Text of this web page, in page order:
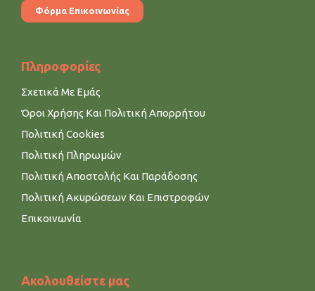
Φόρμα Επικοινωνίας
Πληροφορίες
Σχετικά Με Εμάς
Όροι Χρήσης Και Πολιτική Απορρήτου
Πολιτική Cookies
Πολιτική Πληρωμών
Πολιτική Αποστολής Και Παράδοσης
Πολιτική Ακυρώσεων Και Επιστροφών
Επικοινωνία
Ακολουθείστε μας